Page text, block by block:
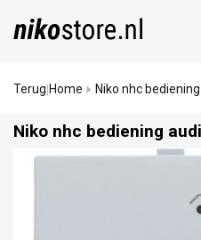
Terug Home Niko nhc
Niko nhc bediening